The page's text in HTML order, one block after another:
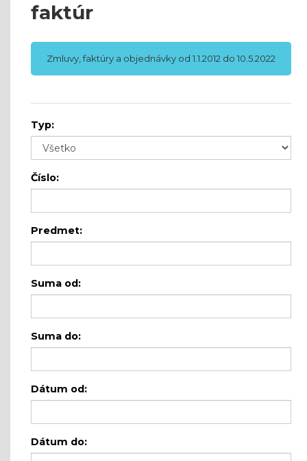
faktúr
Zmluvy, faktúry a objednávky od 1.1.2012 do 10.5.2022
Typ:
Číslo:
Predmet:
Suma od:
Suma do:
Dátum od:
Dátum do: